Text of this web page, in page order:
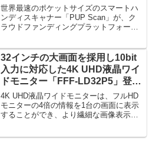
てクラウドファンディング開始！
世界最速のポケットサイズのスマートハ
ンディスキャナー「PUP Scan」が、ク
ラウドファンディングプラットフォーム
32インチの大画面を採用し10bit
入力に対応した4K UHD液晶ワイ
ドモニター「FFF-LD32P5」登
場！
4K UHD液晶ワイドモニターは、フルHD
モニターの4倍の情報を1台の画面に表示
することができ、より繊細な画像表示が